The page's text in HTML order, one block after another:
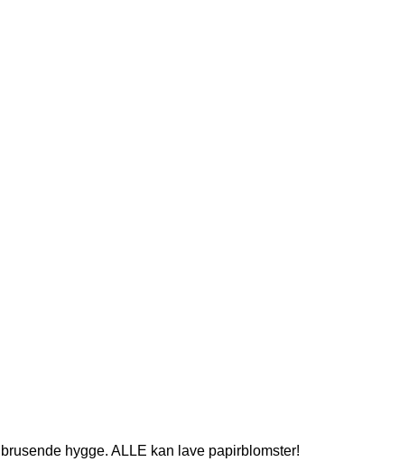
hygge. ALLE kan lave papirblomster!